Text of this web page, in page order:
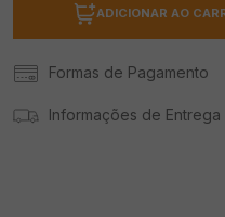
ADICIONAR AO
Formas de Pagamento
Informações de Entrega